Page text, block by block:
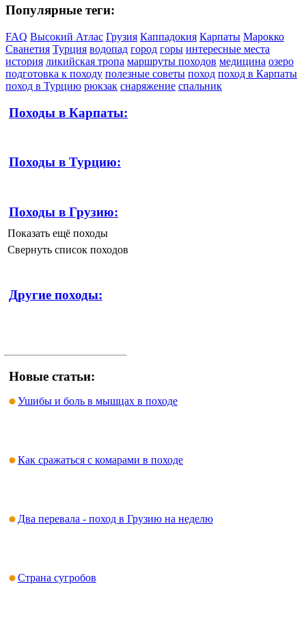
Популярные теги:
FAQ Высокий Атлас Грузия Каппадокия Карпаты Марокко
Сванетия Турция водопад город горы интересные места
история ликийская тропа маршруты походов медицина озеро
подготовка к походу полезные советы поход поход в Карпаты
поход в Турцию рюкзак снаряжение спальник
Походы в Карпаты:
Походы в Турцию:
Походы в Грузию:
Показать ещё походы
Свернуть список походов
Другие походы:
Новые статьи:
Ушибы и боль в мышцах в походе
Как сражаться с комарами в походе
Два перевала - поход в Грузию на неделю
Страна сугробов